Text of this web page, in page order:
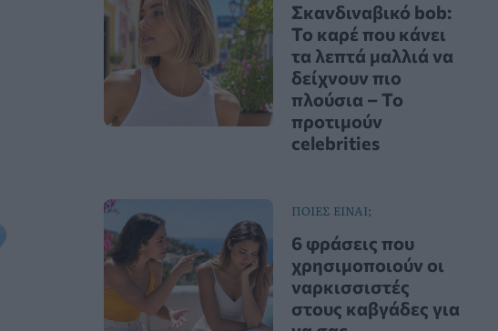
Σκανδιναβικό bob:
Το καρέ που κάνει
τα λεπτά μαλλιά να
δείχνουν πιο
πλούσια – Το
προτιμούν
celebrities
ΠΟΙΕΣ ΕΙΝΑΙ;
6 φράσεις που
χρησιμοποιούν οι
ναρκισσιστές
στους καβγάδες για